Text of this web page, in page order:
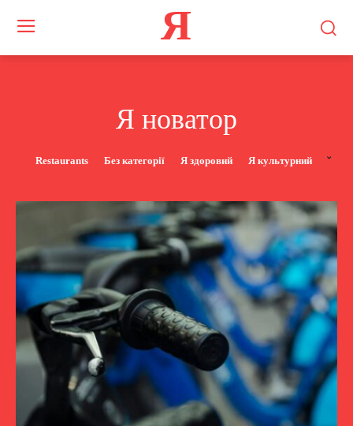
Я
Я новатор
Restaurants Без категорії Я здоровий Я культурний